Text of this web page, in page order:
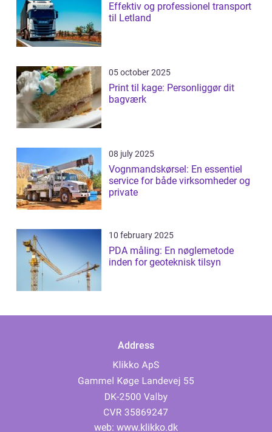
Effektiv og professionel transport
til Letland
05 october 2025
Print til kage: Personliggør dit
bagværk
08 july 2025
Vognmandskørsel: En essentiel
service for både virksomheder og
private
10 february 2025
PDA måling: En nøglemetode
inden for geoteknisk tilsyn
Address
web: www.klikko.dk